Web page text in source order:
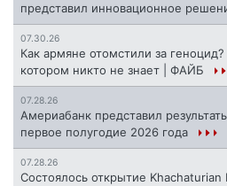
представил инновационное
07.30.26
Как армяне отомстили за
котором никто не знает | ФАЙБ
07.28.26
Америабанк представил
первое полугодие 2026 года
07.28.26
Состоялось открытие